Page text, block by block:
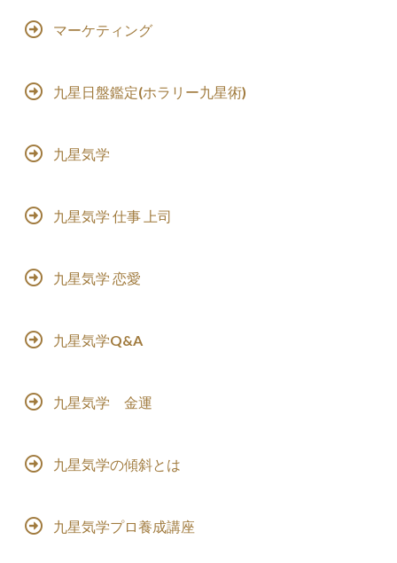
マーケティング
九星日盤鑑定(ホラリー九星術)
九星気学
九星気学 仕事 上司
九星気学 恋愛
九星気学Q&A
九星気学 金運
九星気学の傾斜とは
九星気学プロ養成講座